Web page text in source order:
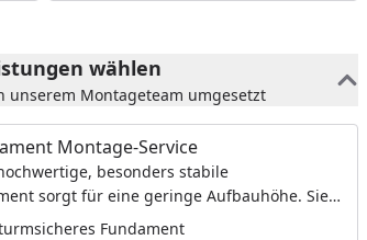
wählen
unserem Montageteam umgesetzt
Montage-Service
besonders stabile
sorgt für eine geringe Aufbauhöhe. Sie
bequeme, niedrige Stufe und gleichzeitig
Fundament